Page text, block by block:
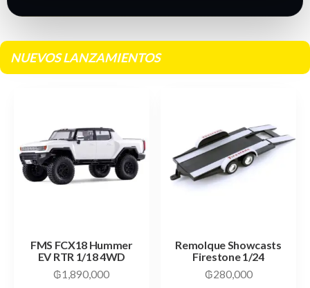
NUEVOS LANZAMIENTOS
FMS FCX18 Hummer
EV RTR 1/18 4WD
₲1,890,000
Remolque Showcasts
Firestone 1/24
₲280,000